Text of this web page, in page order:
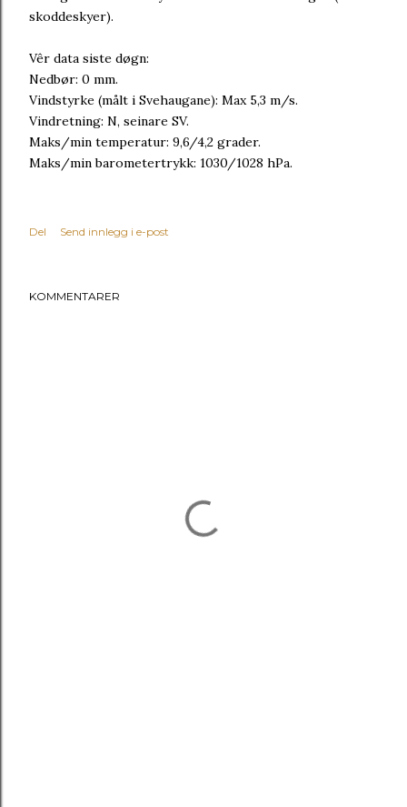
skoddeskyer).
Vêr data siste døgn:
Nedbør: 0 mm.
Vindstyrke (målt i Svehaugane): Max 5,3 m/s.
Vindretning: N, seinare SV.
Maks/min temperatur: 9,6/4,2 grader.
Maks/min barometertrykk: 1030/1028 hPa.
Del Send innlegg i e-post
KOMMENTARER